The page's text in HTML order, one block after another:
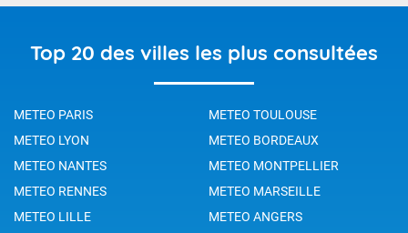
Top 20 des villes les plus consultées
METEO PARIS
METEO TOULOUSE
METEO LYON
METEO BORDEAUX
METEO NANTES
METEO MONTPELLIER
METEO RENNES
METEO MARSEILLE
METEO LILLE
METEO ANGERS